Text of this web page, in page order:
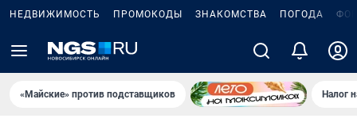
НЕДВИЖИМОСТЬ ПРОМОКОДЫ ЗНАКОМСТВА ПОГОДА
«Майские» против подставщиков Налог